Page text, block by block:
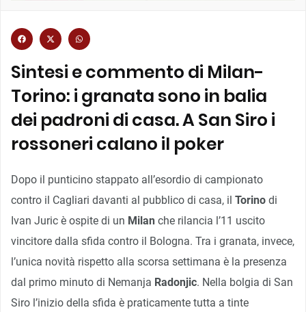
Sintesi e commento di Milan-
Torino: i granata sono in balia
dei padroni di casa. A San Siro i
rossoneri calano il poker
Dopo il punticino stappato all’esordio di campionato
contro il Cagliari davanti al pubblico di casa, il Torino di
Ivan Juric è ospite di un Milan che rilancia l’11 uscito
vincitore dalla sfida contro il Bologna. Tra i granata, invece,
l’unica novità rispetto alla scorsa settimana è la presenza
dal primo minuto di Nemanja Radonjic. Nella bolgia di San
Siro l’inizio della sfida è praticamente tutta a tinte